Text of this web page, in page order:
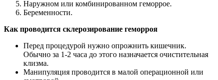
Наружном или комбинированном геморрое.
Беременности.
Как проводится склерозирование геморроя
Перед процедурой нужно опрожнить кишечник.
Обычно за 1-2 часа до этого назначается очистительная
клизма.
Манипуляция проводится в малой операционной или